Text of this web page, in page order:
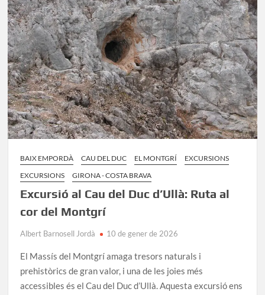
des
de
l’Alt
de
la
Pedrosa
BAIX EMPORDÀ CAU DEL DUC EL MONTGRÍ
EXCURSIONS
EXCURSIONS
GIRONA - COSTA BRAVA
Excursió al Cau del Duc d’Ullà: Ruta al
cor del Montgrí
Albert Barnosell Jordà 10 de gener de 2026
El Massís del Montgrí amaga tresors naturals i
prehistòrics de gran valor, i una de les joies més
accessibles és el Cau del Duc d’Ullà. Aquesta excursió ens